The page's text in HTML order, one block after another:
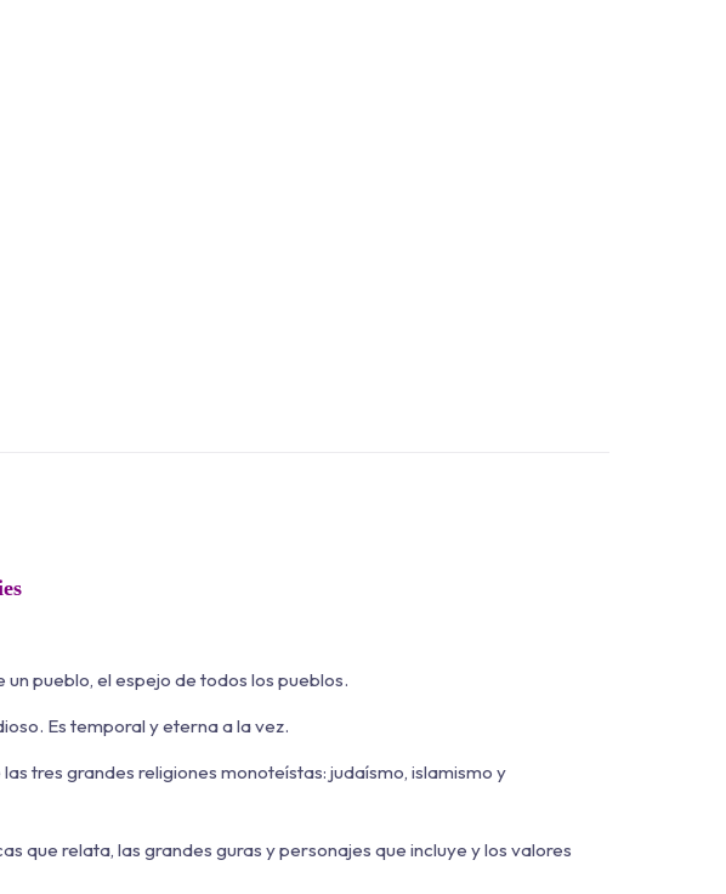
pueblo, el espejo de todos los pueblos.
Es temporal y eterna a la vez.
tres grandes religiones monoteístas: judaísmo, islamismo y
que relata, las grandes guras y personajes que incluye y los valores